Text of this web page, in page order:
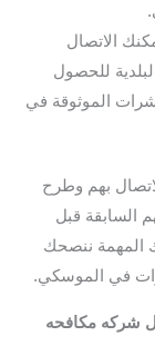
الاتصال
للحصول
الموثوقة في
بهم وطرح
السابقة قبل
المهمة ننصحك
في الموسكي.
شركه مكافحه